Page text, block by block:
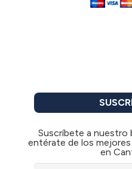
Suscríbete a
entérate de los
en